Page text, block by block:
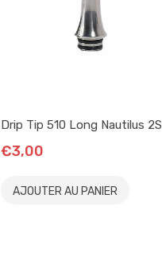
Drip Tip 510 Long Nautilus 2S
€3,00
AJOUTER AU PANIER